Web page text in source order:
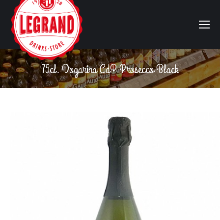
75cl. Dogarina CdP Prosecco Black
Vous êtes ici :